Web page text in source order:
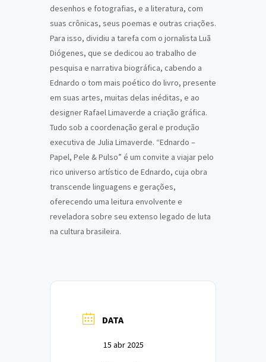
desenhos e fotografias, e a literatura, com
suas crônicas, seus poemas e outras criações.
Para isso, dividiu a tarefa com o jornalista Luã
Diógenes, que se dedicou ao trabalho de
pesquisa e narrativa biográfica, cabendo a
Ednardo o tom mais poético do livro, presente
em suas artes, muitas delas inéditas, e ao
designer Rafael Limaverde a criação gráfica.
Tudo sob a coordenação geral e produção
executiva de Julia Limaverde. “Ednardo –
Papel, Pele & Pulso” é um convite a viajar pelo
rico universo artístico de Ednardo, cuja obra
transcende linguagens e gerações,
oferecendo uma leitura envolvente e
reveladora sobre seu extenso legado de luta
na cultura brasileira.
DATA
15 abr 2025